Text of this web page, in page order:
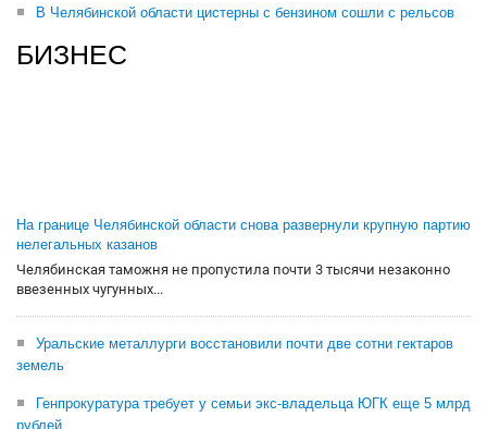
В Челябинской области цистерны с бензином сошли с рельсов
БИЗНЕС
На границе Челябинской области снова развернули крупную партию
нелегальных казанов
Челябинская таможня не пропустила почти 3 тысячи незаконно
ввезенных чугунных...
Уральские металлурги восстановили почти две сотни гектаров
земель
Генпрокуратура требует у семьи экс-владельца ЮГК еще 5 млрд
рублей